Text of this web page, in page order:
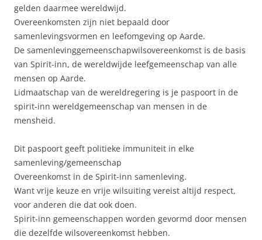
gelden daarmee wereldwijd.
Overeenkomsten zijn niet bepaald door
samenlevingsvormen en leefomgeving op Aarde.
De samenlevinggemeenschapwilsovereenkomst is de basis
van Spirit-inn, de wereldwijde leefgemeenschap van alle
mensen op Aarde.
Lidmaatschap van de wereldregering is je paspoort in de
spirit-inn wereldgemeenschap van mensen in de
mensheid.
Dit paspoort geeft politieke immuniteit in elke
samenleving/gemeenschap
Overeenkomst in de Spirit-inn samenleving.
Want vrije keuze en vrije wilsuiting vereist altijd respect,
voor anderen die dat ook doen.
Spirit-inn gemeenschappen worden gevormd door mensen
die dezelfde wilsovereenkomst hebben.